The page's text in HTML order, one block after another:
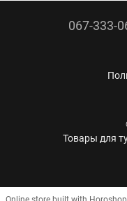
067-333-
Товары для